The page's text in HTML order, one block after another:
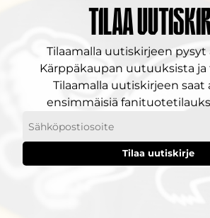
Tilaa
Tilaamalla uutiskirjeen pysyt
Kärppäkaupan uutuuksista ja
Tilaamalla uutiskirjeen saat
ensimmäisiä